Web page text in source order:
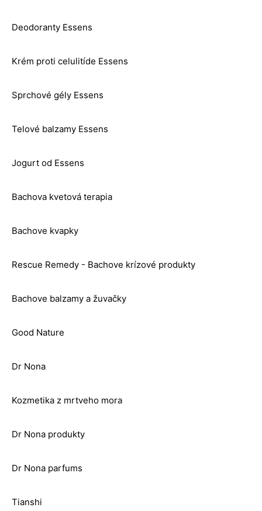
Deodoranty Essens
Krém proti celulitíde Essens
Sprchové gély Essens
Telové balzamy Essens
Jogurt od Essens
Bachova kvetová terapia
Bachove kvapky
Rescue Remedy - Bachove krízové produkty
Bachove balzamy a žuvačky
Good Nature
Dr Nona
Kozmetika z mrtveho mora
Dr Nona produkty
Dr Nona parfums
Tianshi